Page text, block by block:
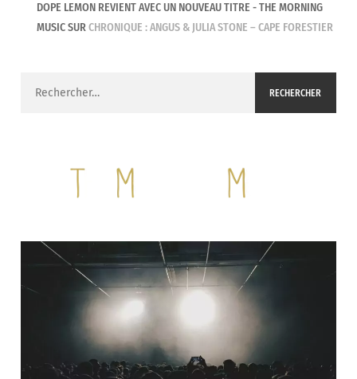
DOPE LEMON REVIENT AVEC UN NOUVEAU TITRE - THE MORNING
MUSICSURCHRONIQUE : ANGUS & JULIA STONE – CAPE FORESTIER